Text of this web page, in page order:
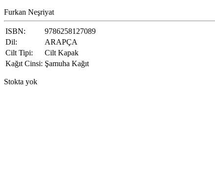
Furkan Neşriyat
ISBN:
9786258127089
Dil:
ARAPÇA
Cilt Tipi:
Cilt Kapak
Kağıt Cinsi: Şamuha Kağıt
Stokta yok